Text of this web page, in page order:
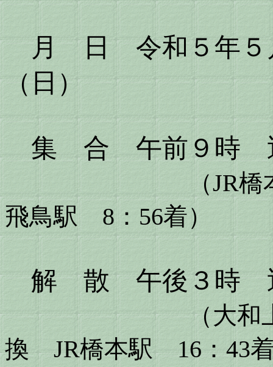
月 日 令和５年５
（日
集 合 午前９時
（JR
飛鳥駅 8：56着）
解 散 午後３時 近
（大
換JR橋本駅 16：43